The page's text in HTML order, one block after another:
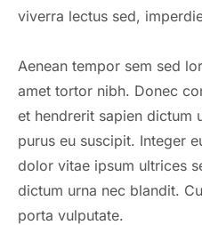
viverra lectus sed,
Aenean tempor sem sed
amet tortor nibh. Donec
et hendrerit sapien dictum
purus eu suscipit. Integer
dolor vitae ipsum ultrices
dictum urna nec blandit.
porta vulputate.